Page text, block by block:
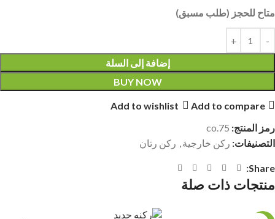
متاح للحجز (طلب مسبق)
إضافة إلى السلة
BUY NOW
Add to compare
Add to wishlist
رمز المنتج: co.75
التصنيفات: ركن خارجية, ركن رتان
Share:
منتجات ذات صلة